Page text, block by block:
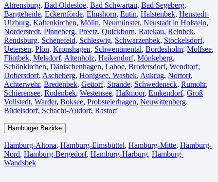
Ahrensburg, Bad Oldesloe, Bad Schwartau, Bad Segeberg,
Bargteheide, Eckernförde, Elmshorn, Eutin, Halstenbek, Henstedt-
Ulzburg, Kaltenkirchen, Mölln, Neumünster, Neustadt in Holstein,
Norderstedt, Pinneberg, Preetz, Quickborn, Ratekau, Reinbek,
Rendsburg, Schenefeld, Schleswig, Schwarzenbek, Stockelsdorf,
Uetersen, Plön, Kronshagen, Schwentinental, Bordesholm, Molfsee,
Flintbek, Melsdorf, Altenholz, Heikendorf, Mönkeberg,
Schönkirchen, Dänischenhagen, Laboe, Brodersdorf, Wendtorf,
Dobersdorf, Ascheberg, Honigsee, Wasbek, Aukrug, Nortorf,
Achterwehr, Bredenbek, Gettorf, Strande, Schwedeneck, Rumohr,
Schierensee, Rodenbek, Westensee, Haßmoor, Emkendorf, Groß
Vollstedt, Warder, Boksee, Probsteierhagen, Neuwittenberg,
Büdelsdorf, Schacht-Audorf, Rastorf
Hamburger Bezirke
Hamburg-Altona, Hamburg-Eimsbüttel, Hamburg-Mitte, Hamburg-
Nord, Hamburg-Bergedorf, Hamburg-Harburg, Hamburg-
Wandsbek